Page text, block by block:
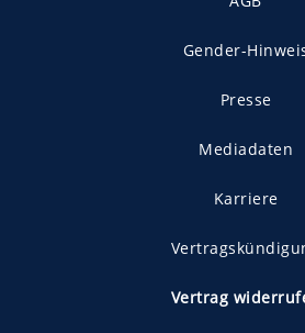
Gender-
Presse
Mediadaten
Karriere
Vertrag